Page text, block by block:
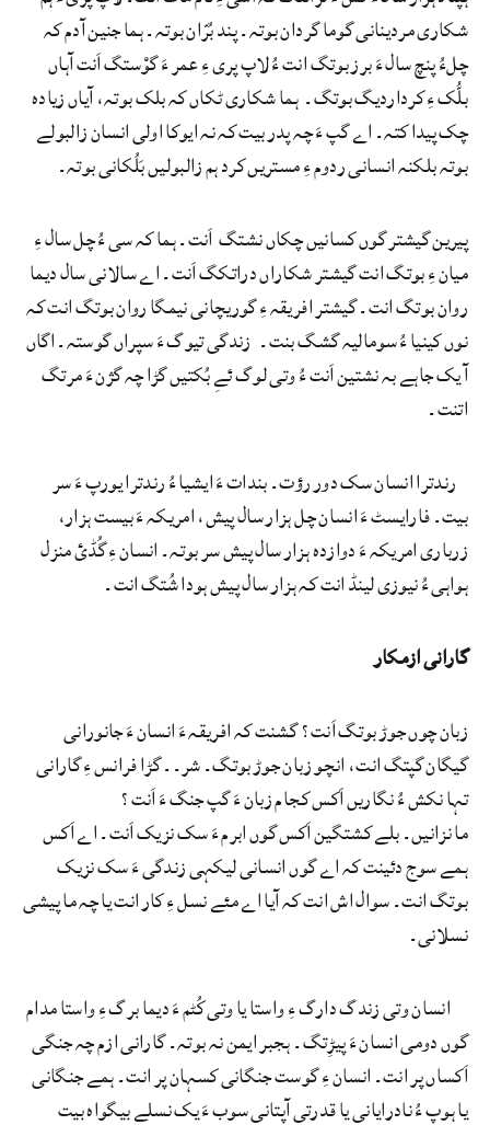
شکاری مردینانی گوما گردان بوتہ۔ پند بُرّان بوتہ۔ ہما جنین آدم کہ
چلءُ پنچ سال ءَ برز بوتگ انت ءُ لاپ پری ءِ عمر ءَ گوْستگ اَنت آہاں
بلُّک ءِ کرداردیگ بوتگ۔ ہما شکاری ٹکاں کہ بلک بوتہ، آیاں زیادہ
چک پیدا کتہ۔ اے گپ ءَ چہ پدر بیت کہ نہ ایوکا اولی انسان زالبولے
بوتہ بلکنہ انسانی ردوم ءِ مستریں کرد ہم زالبولیں بَلُکانی بوتہ۔
پیرین گیشتر گوں کسانیں چکاں نشتگ اَنت۔ ہما کہ سی ءُ چل سال ءِ
میان ءِ بوتگ انت گیشتر شکاراں دراتکگ اَنت۔ اے سالانی سال دیما
روان بوتگ انت۔ گیشتر افریقہ ءِ گوریچانی نیمگا روان بوتگ انت کہ
نوں کینیا ءُ سومالیہ گشگ بنت۔ زندگی تیوگ ءَ سپراں گوستہ۔ اگاں
آ یک جاہے بہ نشتین اَنت ءُ وتی لوگ ئےِ بُکتیں گڑا چہ گژن ءَ مرتگ
اتنت۔
رندترا انسان سک دور رؤت۔ بندات ءَ ایشیا ءُ رندترا یورپ ءَ سر
بیت۔ فارایسٹ ءَ انسان چل ہزار سال پیش، امریکہ ءَ بیست ہزار،
زرباری امریکہ ءَ دوازدہ ہزار سال پیش سر بوتہ۔ انسان ءِ گُڈئ منزل
ہواہی ءُ نیوزی لینڈ انت کہ ہزار سال پیش ہودا شُتگ انت۔
گارانی ازمکار
زبان چوں جوڑ بوتگ اَنت؟ گشنت کہ افریقہ ءَ انسان ءَ جانورانی
گیگان گپتگ انت، انچو زبان جوڑ بوتگ۔ شر۔۔ گڑا فرانس ءِ گارانی
تہا نکش ءُ نگاریں اَکس کجام زبان ءَ گپ جنگ ءَ اَنت؟
ما نزانیں۔ بلے کشتگین اَکس گوں ابرم ءَ سک نزیک اَنت۔ اے اَکس
ہمے سوج دئینت کہ اے گوں انسانی لیکہی زندگی ءَ سک نزیک
بوتگ انت۔ سوال اش انت کہ آیا اے مئے نسل ءِ کار انت یا چہ ما پیشی
نسلانی۔
انسان وتی زندگ دارگ ءِ واستا یا وتی کُٹم ءَ دیما برگ ءِ واستا مدام
گوں دومی انسان ءَ پیڑِتگ۔ ہجبر ایمن نہ بوتہ۔ گارانی ازم چہ جنگی
اَکساں پر انت۔ انسان ءِ گوست جنگانی کسہان پر انت۔ ہمے جنگانی
یا ہوپ ءُ نادرایانی یا قدرتی آپتانی سوب ءَ یک نسلے بیگواہ بیت